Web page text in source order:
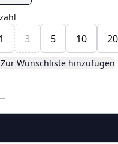
1 3 5 10 20
Zur Wunschliste hinzufügen